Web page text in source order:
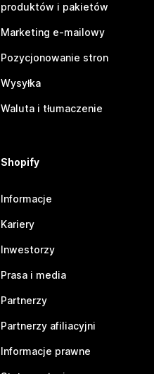
produktów i pakietów
Marketing e-mailowy
Pozycjonowanie stron
Wysyłka
Waluta i tłumaczenie
Shopify
Informacje
Kariery
Inwestorzy
Prasa i media
Partnerzy
Partnerzy afiliacyjni
Informacje prawne